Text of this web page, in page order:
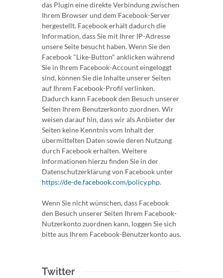
das Plugin eine direkte Verbindung zwischen
Ihrem Browser und dem Facebook-Server
hergestellt. Facebook erhält dadurch die
Information, dass Sie mit Ihrer IP-Adresse
unsere Seite besucht haben. Wenn Sie den
Facebook "Like-Button" anklicken während
Sie in Ihrem Facebook-Account eingeloggt
sind, können Sie die Inhalte unserer Seiten
auf Ihrem Facebook-Profil verlinken.
Dadurch kann Facebook den Besuch unserer
Seiten Ihrem Benutzerkonto zuordnen. Wir
weisen darauf hin, dass wir als Anbieter der
Seiten keine Kenntnis vom Inhalt der
übermittelten Daten sowie deren Nutzung
durch Facebook erhalten. Weitere
Informationen hierzu finden Sie in der
Datenschutzerklärung von Facebook unter
https://de-de.facebook.com/policy.php.
Wenn Sie nicht wünschen, dass Facebook
den Besuch unserer Seiten Ihrem Facebook-
Nutzerkonto zuordnen kann, loggen Sie sich
bitte aus Ihrem Facebook-Benutzerkonto aus.
Twitter